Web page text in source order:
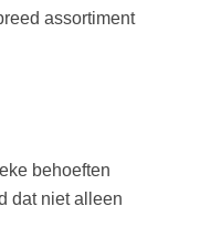
assortiment
behoeften
dat niet alleen